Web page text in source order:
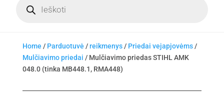
search
Home / Parduotuvė /reikmenys/ Priedai vejapjovėms/
Mulčiavimo priedai / Mulčiavimo priedas STIHL AMK
048.0 (tinka MB448.1, RMA448)